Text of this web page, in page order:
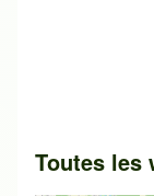
Toutes les